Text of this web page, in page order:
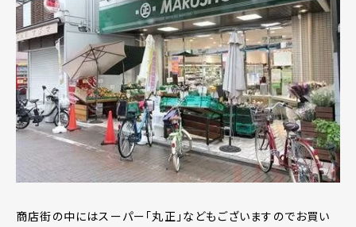
商店街の中にはスーパー「丸正」などもございますのでお買い